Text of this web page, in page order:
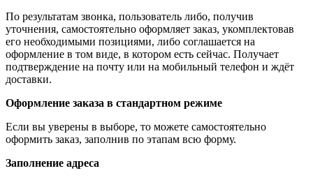
По результатам звонка, пользователь либо, получив
уточнения, самостоятельно оформляет заказ, укомплектовав
его необходимыми позициями, либо соглашается на
оформление в том виде, в котором есть сейчас. Получает
подтверждение на почту или на мобильный телефон и ждёт
доставки.
Оформление заказа в стандартном режиме
Если вы уверены в выборе, то можете самостоятельно
оформить заказ, заполнив по этапам всю форму.
Заполнение адреса